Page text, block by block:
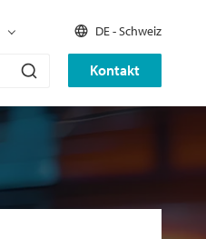
Kontakt
DE - Schweiz